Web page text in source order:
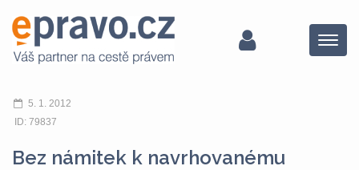
Menu
5. 1. 2012
ID: 79837
Bez námitek k navrhovanému